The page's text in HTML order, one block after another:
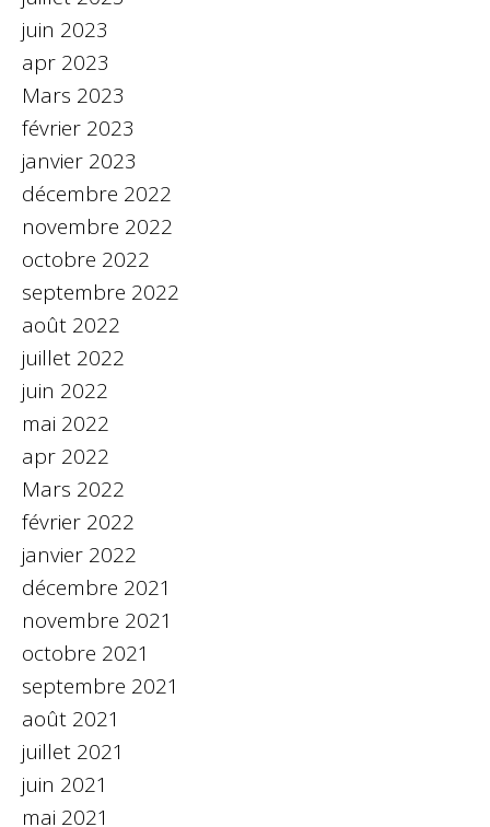
juin 2023
apr 2023
Mars 2023
février 2023
janvier 2023
décembre 2022
novembre 2022
octobre 2022
septembre 2022
août 2022
juillet 2022
juin 2022
mai 2022
apr 2022
Mars 2022
février 2022
janvier 2022
décembre 2021
novembre 2021
octobre 2021
septembre 2021
août 2021
juillet 2021
juin 2021
mai 2021